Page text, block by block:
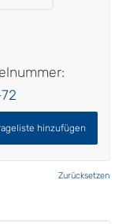
Zurücksetzen
hinzufügen